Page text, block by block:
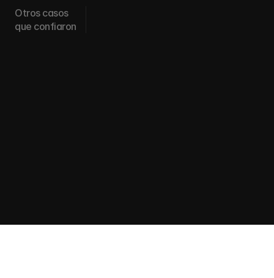
Otros casos
que confiaron